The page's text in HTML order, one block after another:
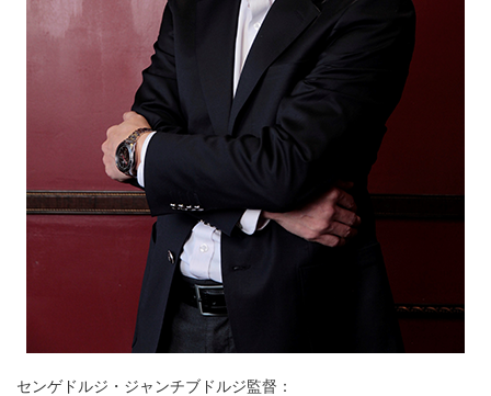
センゲドルジ・ジャンチブドルジ監督：